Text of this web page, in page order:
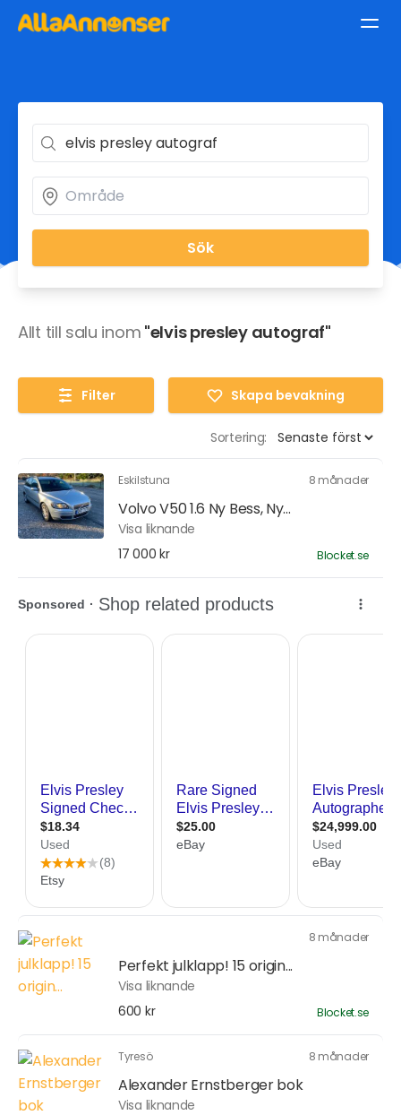
Sök
Allt till salu inom "elvis presley autograf"
Filter Skapa bevakning
Sortering:
Eskilstuna 8 månader
Volvo V50 1.6 Ny Bess, Ny...
Visa liknande
17 000 kr
Blocket.se
8 månader
Perfekt julklapp! 15 origin...
Visa liknande
600 kr
Blocket.se
Tyresö 8 månader
Alexander Ernstberger bok
Visa liknande